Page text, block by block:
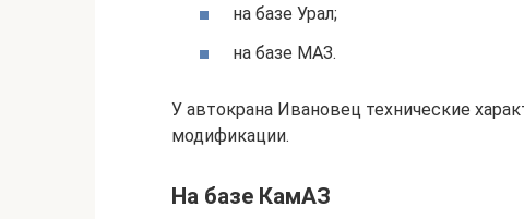
на базе Урал;
на базе МАЗ.
У автокрана Ивановец технические
модификации.
На базе КамАЗ